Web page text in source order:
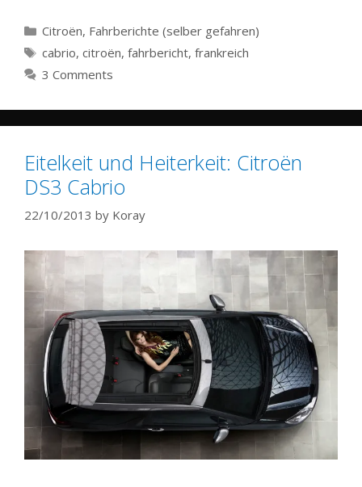
Categories
Citroën, Fahrberichte (selber gefahren)
Tags
cabrio, citroën, fahrbericht, frankreich
3 Comments
Eitelkeit und Heiterkeit: Citroën
DS3 Cabrio
22/10/2013 by Koray